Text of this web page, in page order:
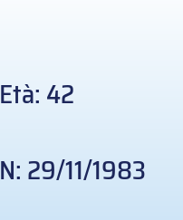
Età: 42
N: 29/11/1983